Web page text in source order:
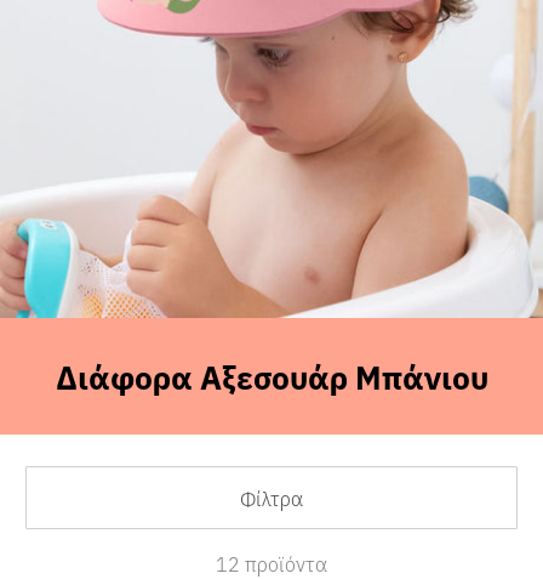
Διάφορα Αξεσουάρ Μπάνιου
Φίλτρα
12 προϊόντα